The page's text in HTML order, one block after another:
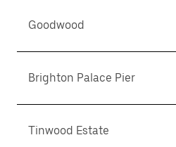
Goodwood
Brighton Palace Pier
Tinwood Estate